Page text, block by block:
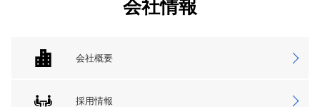
会社情報
会社概要
採用情報